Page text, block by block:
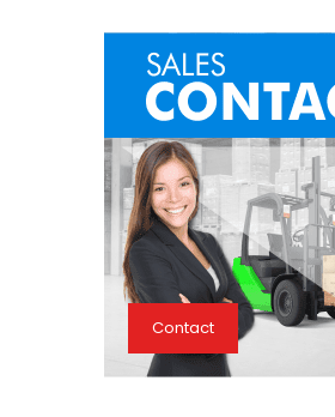
Contact